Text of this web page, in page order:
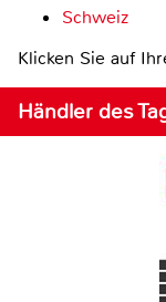
Schweiz
Klicken Sie auf
Händler des